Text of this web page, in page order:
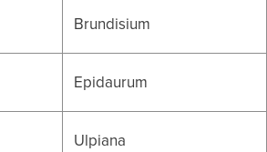
Brundisium
Epidaurum
Ulpiana